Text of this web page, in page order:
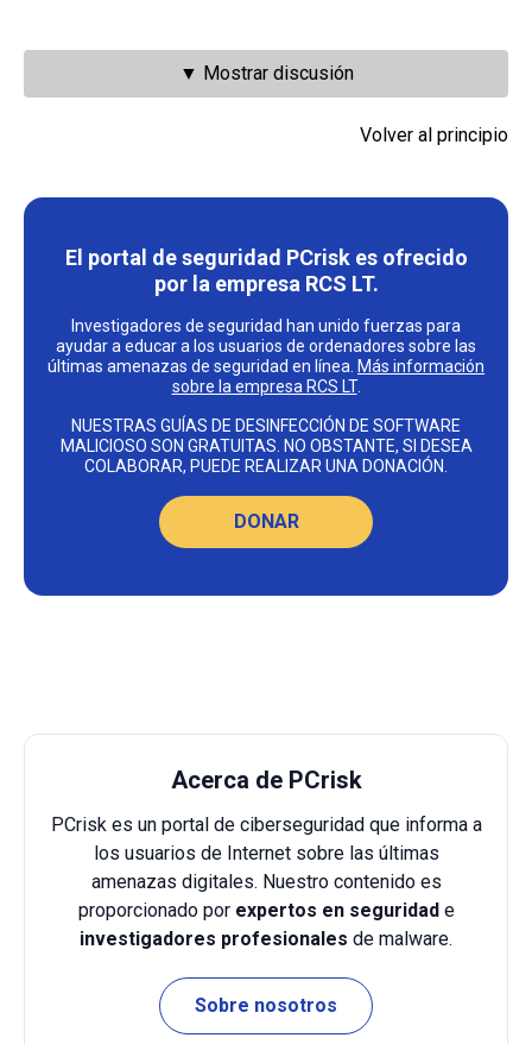
▼ Mostrar discusión
Volver al principio
El portal de seguridad PCrisk es ofrecido
por la empresa RCS LT.
Investigadores de seguridad han unido fuerzas para
ayudar a educar a los usuarios de ordenadores sobre las
últimas amenazas de seguridad en línea. Más información
sobre la empresa RCS LT.
NUESTRAS GUÍAS DE DESINFECCIÓN DE SOFTWARE
MALICIOSO SON GRATUITAS. NO OBSTANTE, SI DESEA
COLABORAR, PUEDE REALIZAR UNA DONACIÓN.
DONAR
Acerca de PCrisk
PCrisk es un portal de ciberseguridad que informa a
los usuarios de Internet sobre las últimas
amenazas digitales. Nuestro contenido es
proporcionado por expertos en seguridad e
investigadores profesionales de malware.
Sobre nosotros